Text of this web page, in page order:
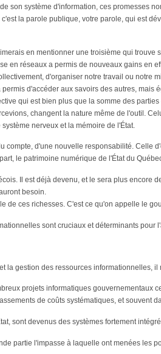
son système d'information, ces promesses
la parole publique, votre parole, qui est
en mentionner une troisième qui
en réseaux a permis de nouveaux gains en
d'organiser notre travail ou notre
d'accéder aux savoirs des autres, mais
qui est bien plus que la somme des
changent la nature même de l'outil.
nerveux et la mémoire de l'État.
compte, d'une nouvelle responsabilité. Celle
le patrimoine numérique de l'État du
Il est déjà devenu, et le sera plus encore
besoin.
de ces richesses. C'est ce qu'on appelle le
sont cruciaux et déterminants pour
gestion des ressources informationnelles,
projets informatiques gouvernementaux
de coûts systématiques, et souvent
sont devenus des systèmes fortement
partie l'impasse à laquelle ont menées les